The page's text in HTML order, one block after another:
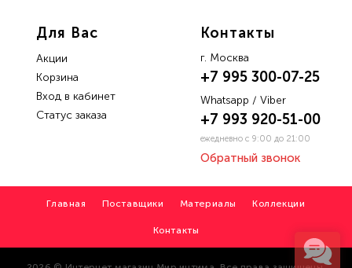
Для Вас
Акции
Корзина
Вход в кабинет
Статус заказа
Контакты
г. Москва
+7 995 300-07-25
+7 993 920-51-00
Whatsapp / Viber
ежедневно с 9:00 до 21:00
Обратный звонок
Главная Поставщики Материалы Коллекции
Контакты